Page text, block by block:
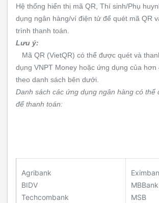
Hệ thống hiển thị mã QR, Thí sinh/Phụ
dụng ngân hàng/ví điện tử để quét mã QR
trình thanh toán.
Lưu ý:
Mã QR (VietQR) có thể được quét và
dụng VNPT Money hoặc ứng dụng của hơn
theo danh sách bên dưới.
Danh sách các ứng dụng ngân hàng có thể
để thanh toán:
Agribank
BIDV
Techcombank
MBBank
MSB